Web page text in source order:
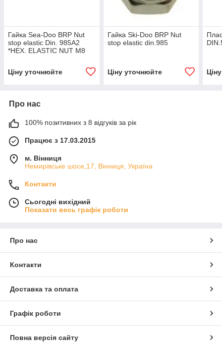
Гайка Sea-Doo BRP Nut
stop elastic Din. 985A2
*HEX. ELASTIC NUT M8
Ціну уточнюйте
Гайка Ski-Doo BRP Nut
stop elastic din.985
Ціну уточнюйте
Про нас
100% позитивних з 8 відгуків за рік
Працює з 17.03.2015
м. Вінниця
Немирівське шосе,17, Вінниця, Україна
Контакти
Сьогодні вихідний
Показати весь графік роботи
Про нас
Контакти
Доставка та оплата
Графік роботи
Повна версія сайту